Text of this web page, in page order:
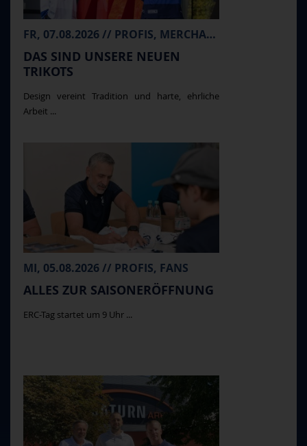
FR, 07.08.2026 // PROFIS, MERCHANDISE
DAS SIND UNSERE NEUEN
TRIKOTS
Design vereint Tradition und harte, ehrliche
Arbeit ...
MI, 05.08.2026 // PROFIS, FANS
ALLES ZUR SAISONERÖFFNUNG
ERC-Tag startet um 9 Uhr ...